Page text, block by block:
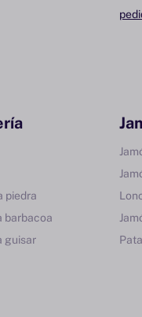
piedra
barbacoa
guisar